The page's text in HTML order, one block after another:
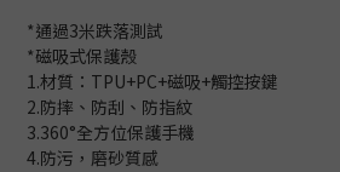
*通過3米跌落測試
*磁吸式保護殼
1.材質：TPU+PC+磁吸+觸控按鍵
2.防摔、防刮、防指紋
3.360°全方位保護手機
4.防污，磨砂質感